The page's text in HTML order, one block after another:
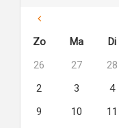
Zo
Ma Di
26
27 28
2
3 4
9
10 11